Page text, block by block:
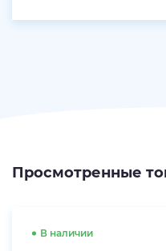
Просмотренные
В наличии